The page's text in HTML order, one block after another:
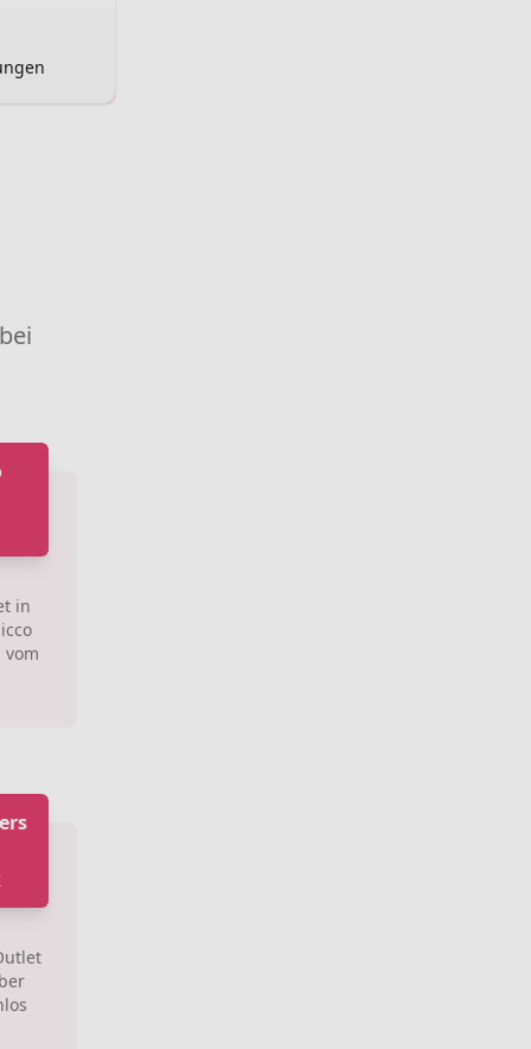
in
vom